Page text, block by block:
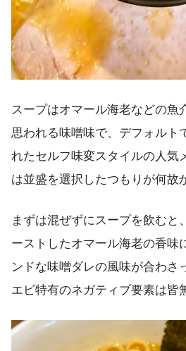
スープはオマール海老などの魚
思われる味噌味で、デフォルト
れたセルフ味変スタイルの人気
は並盛を選択したつもりが何故
まずは混ぜずにスープを飲むと
ーストしたオマール海老の香味
ンドな味噌ダレの風味が合わさ
エビ特有のネガティブ要素は皆